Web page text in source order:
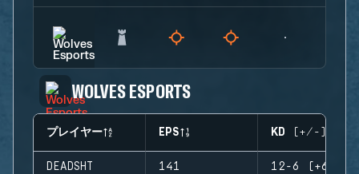
WOLVES ESPORTS
プレイヤー EPS KD (+/-)
DEADSHT 141 12-6 (+6)